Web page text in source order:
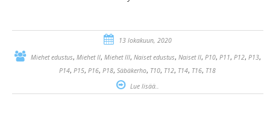
13 lokakuun, 2020
Miehet edustus, Miehet II, Miehet III, Naiset edustus, Naiset II, P10, P11, P12, P13,
P14,P15,P16,P18,Säbäkerho, T10, T12, T14, T16, T18
Lue lisää..